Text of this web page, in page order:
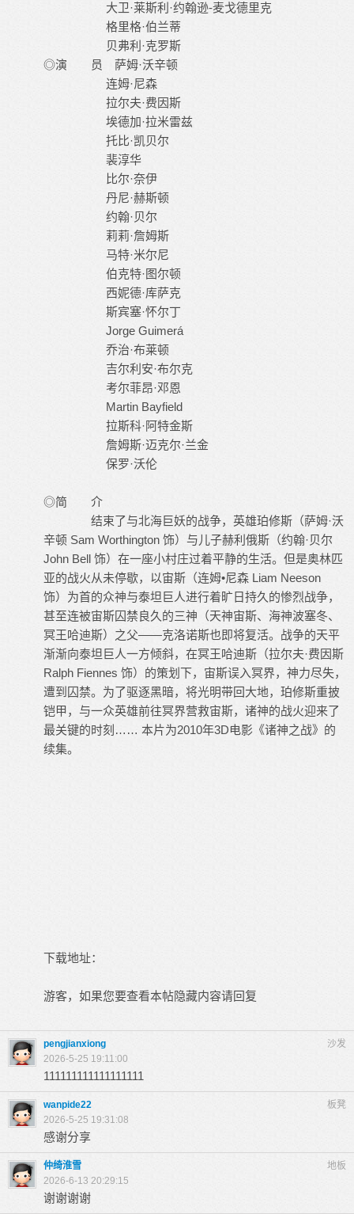
大卫·莱斯利·约翰逊-麦戈德里克
格里格·伯兰蒂
贝弗利·克罗斯
◎演 员 萨姆·沃辛顿
连姆·尼森
拉尔夫·费因斯
埃德加·拉米雷兹
托比·凯贝尔
裴淳华
比尔·奈伊
丹尼·赫斯顿
约翰·贝尔
莉莉·詹姆斯
马特·米尔尼
伯克特·图尔顿
西妮德·库萨克
斯宾塞·怀尔丁
Jorge Guimerá
乔治·布莱顿
吉尔利安·布尔克
考尔菲昂·邓恩
Martin Bayfield
拉斯科·阿特金斯
詹姆斯·迈克尔·兰金
保罗·沃伦
◎简 介
结束了与北海巨妖的战争，英雄珀修斯（萨姆·沃
辛顿 Sam Worthington 饰）与儿子赫利俄斯（约翰·贝尔
John Bell 饰）在一座小村庄过着平静的生活。但是奥林匹
亚的战火从未停歇，以宙斯（连姆•尼森 Liam Neeson
饰）为首的众神与泰坦巨人进行着旷日持久的惨烈战争，
甚至连被宙斯囚禁良久的三神（天神宙斯、海神波塞冬、
冥王哈迪斯）之父——克洛诺斯也即将复活。战争的天平
渐渐向泰坦巨人一方倾斜，在冥王哈迪斯（拉尔夫·费因斯
Ralph Fiennes 饰）的策划下，宙斯误入冥界，神力尽失，
遭到囚禁。为了驱逐黑暗，将光明带回大地，珀修斯重披
铠甲，与一众英雄前往冥界营救宙斯，诸神的战火迎来了
最关键的时刻…… 本片为2010年3D电影《诸神之战》的
续集。
下载地址：
游客，如果您要查看本帖隐藏内容请回复
沙发
pengjianxiong
2026-5-25 19:11:00
111111111111111111
板凳
wanpide22
2026-5-25 19:31:08
感谢分享
地板
仲绮淮雪
2026-6-13 20:29:15
谢谢谢谢